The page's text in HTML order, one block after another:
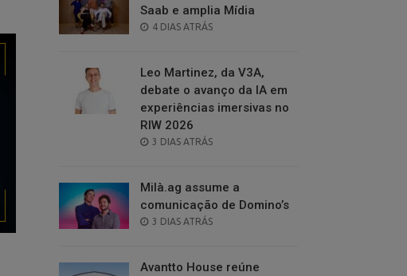
Saab e amplia Mídia
POSTED
4 DIAS ATRÁS
Leo Martinez, da V3A,
debate o avanço da IA em
experiências imersivas no
RIW 2026
POSTED
3 DIAS ATRÁS
Milà.ag assume a
comunicação de Domino’s
POSTED
3 DIAS ATRÁS
Avantto House reúne